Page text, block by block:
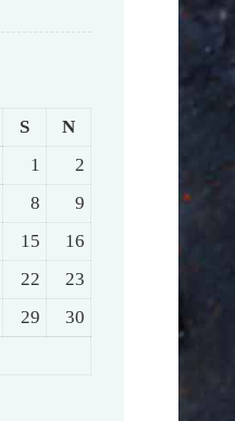
S
N
1
2
8
9
15
16
22
23
29
30